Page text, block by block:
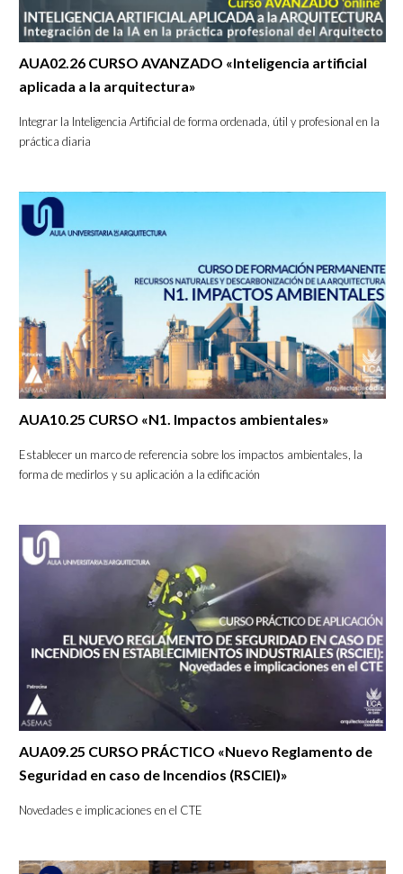
AUA02.26 CURSO AVANZADO «Inteligencia artificial
aplicada a la arquitectura»
Integrar la Inteligencia Artificial de forma ordenada, útil y profesional en la
práctica diaria
AUA10.25 CURSO «N1. Impactos ambientales»
Establecer un marco de referencia sobre los impactos ambientales, la
forma de medirlos y su aplicación a la edificación
AUA09.25 CURSO PRÁCTICO «Nuevo Reglamento de
Seguridad en caso de Incendios (RSCIEI)»
Novedades e implicaciones en el CTE